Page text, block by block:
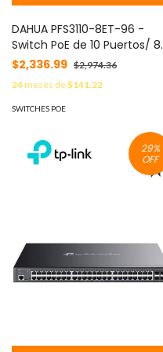
DAHUA PFS3110-8ET-96 -
Switch PoE de 10 Puertos/ 8
Puertos PoE/ 1 Puerto SFP de
1000 Mbps/ 1 Puerto Puerto
RJ45 10/100/1000/ 96 Watts
Totales/ Soporta PoE
Gbps/ Tasa de Reenvio de
Paquetes de 4.17 Mbps/
$2,336.99 $2,974.36
24meses de$141.22
SWITCHES POE
29%
OFF